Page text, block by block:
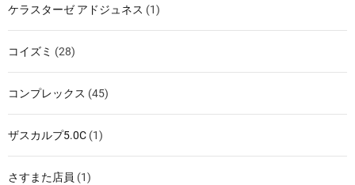
ケラスターゼ アドジュネス (1)
コイズミ (28)
コンプレックス (45)
ザスカルプ5.0C (1)
さすまた店員 (1)